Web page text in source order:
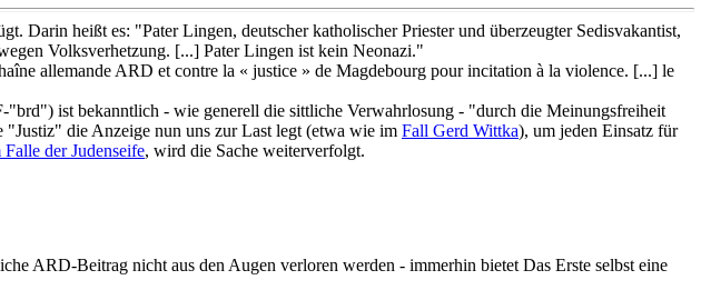
Darin heißt es: "Pater Lingen, deutscher katholischer Priester und überzeugter Sedisvakantist,
Volksverhetzung. [...] Pater Lingen ist kein Neonazi."
allemande ARD et contre la « justice » de Magdebourg pour incitation à la violence. [...] le
ist bekanntlich - wie generell die sittliche Verwahrlosung - "durch die Meinungsfreiheit
"Justiz" die Anzeige nun uns zur Last legt (etwa wie im Fall Gerd Wittka), um jeden Einsatz für
der Judenseife, wird die Sache weiterverfolgt.
ARD-Beitrag nicht aus den Augen verloren werden - immerhin bietet Das Erste selbst eine